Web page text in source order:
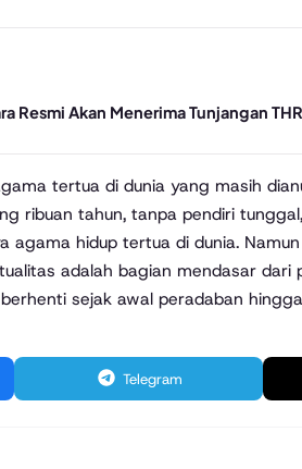
Resmi Akan Menerima Tunjangan
tertua di dunia yang masih
ribuan tahun, tanpa pendiri
agama hidup tertua di dunia.
adalah bagian mendasar dari
sejak awal peradaban
Telegram